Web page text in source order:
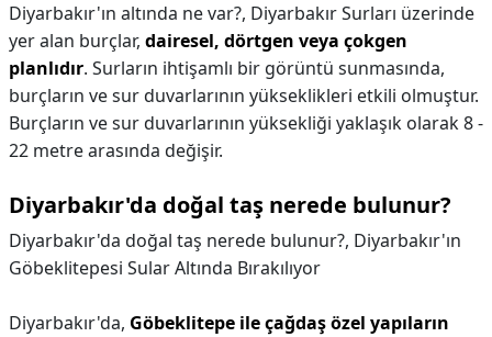
Diyarbakır'ın altında ne var?, Diyarbakır Surları üzerinde
yer alan burçlar, dairesel, dörtgen veya çokgen
planlıdır. Surların ihtişamlı bir görüntü sunmasında,
burçların ve sur duvarlarının yükseklikleri etkili olmuştur.
Burçların ve sur duvarlarının yüksekliği yaklaşık olarak 8 -
22 metre arasında değişir.
Diyarbakır'da doğal taş nerede bulunur?
Diyarbakır'da doğal taş nerede bulunur?, Diyarbakır'ın
Göbeklitepesi Sular Altında Bırakılıyor
Diyarbakır'da, Göbeklitepe ile çağdaş özel yapıların